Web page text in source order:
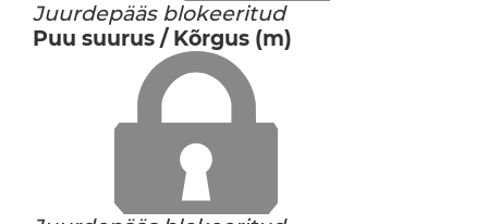
Juurdepääs blokeeritud
Puu suurus / Kõrgus (m)